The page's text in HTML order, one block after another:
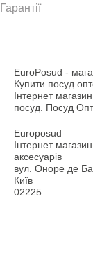
Гарантії
EuroPosud -
Купити посуд
Інтернет
посуд. Посуд
Europosud
Інтернет
аксесуарів
вул. Оноре де
Київ
02225